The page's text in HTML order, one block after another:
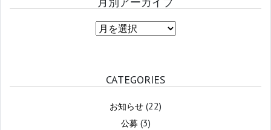
CATEGORIES
お知らせ (22)
公募 (3)